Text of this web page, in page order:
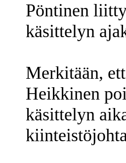
Pöntinen
käsittelyn
Merkitään,
Heikkinen
käsittelyn